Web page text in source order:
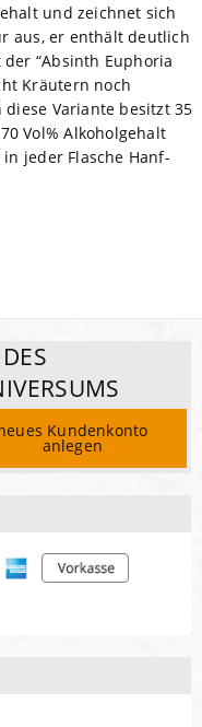
und zeichnet sich
aus, er enthält deutlich
“Absinth Euphoria
Kräutern noch
diese Variante besitzt 35
Vol% Alkoholgehalt
jeder Flasche Hanf-
Kundenkonto
anlegen